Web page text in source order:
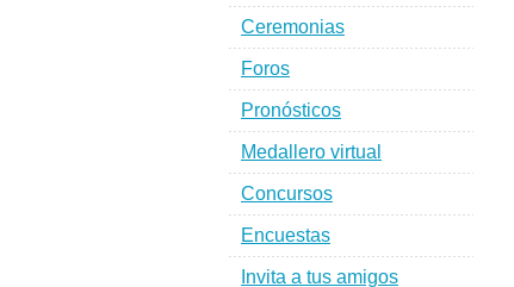
Ceremonias
Foros
Pronósticos
Medallero virtual
Concursos
Encuestas
Invita a tus amigos